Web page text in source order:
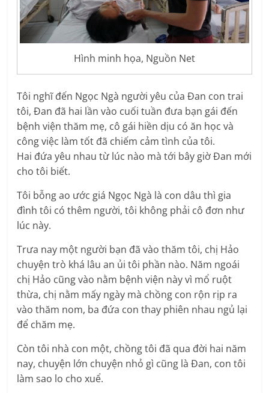
Hình minh họa, Nguồn Net
Tôi nghĩ đến Ngọc Ngà người yêu của Ðan con trai
tôi, Ðan đã hai lần vào cuối tuần đưa bạn gái đến
bệnh viện thăm mẹ, cô gái hiền dịu có ăn học và
công việc làm tốt đã chiếm cảm tình của tôi.
Hai đứa yêu nhau từ lúc nào mà tới bây giờ Ðan mới
cho tôi biết.
Tôi bỗng ao ước giá Ngọc Ngà là con dâu thì gia
đình tôi có thêm người, tôi không phải cô đơn như
lúc này.
Trưa nay một người bạn đã vào thăm tôi, chị Hảo
chuyện trò khá lâu an ủi tôi phần nào. Năm ngoái
chị Hảo cũng vào nằm bệnh viện này vì mổ ruột
thừa, chị nằm mấy ngày mà chồng con rộn rịp ra
vào thăm nom, ba đứa con thay phiên nhau ngủ lại
để chăm mẹ.
Còn tôi nhà con một, chồng tôi đã qua đời hai năm
nay, chuyện lớn chuyện nhỏ gì cũng là Ðan, con tôi
làm sao lo cho xuể.